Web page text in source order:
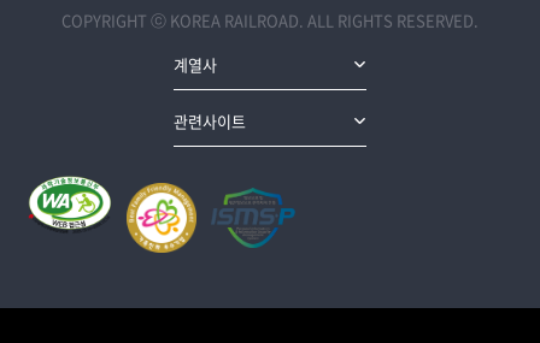
COPYRIGHT ⓒ KOREA RAILROAD. ALL RIGHTS RESERVED.
계열사
관련사이트